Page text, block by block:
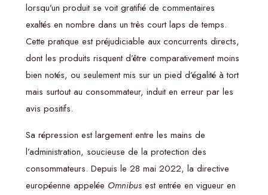
lorsqu’un produit se voit gratifié de commentaires
exaltés en nombre dans un très court laps de temps.
Cette pratique est préjudiciable aux concurrents directs,
dont les produits risquent d’être comparativement moins
bien notés, ou seulement mis sur un pied d’égalité à tort
mais surtout au consommateur, induit en erreur par les
avis positifs.
Sa répression est largement entre les mains de
l’administration, soucieuse de la protection des
consommateurs. Depuis le 28 mai 2022, la directive
européenne appelée Omnibusest entrée en vigueur en